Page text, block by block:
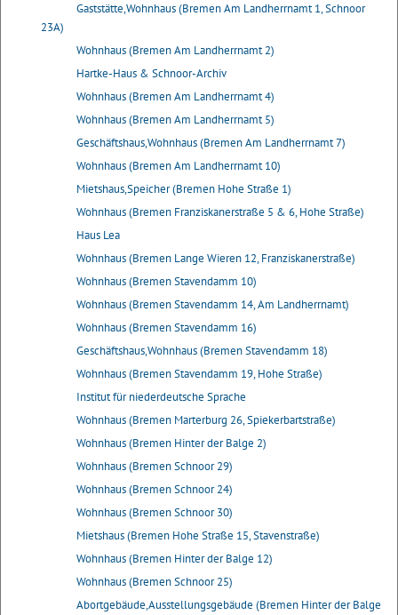
Gaststätte,Wohnhaus (Bremen Am Landherrnamt 1, Schnoor
23A)
Wohnhaus (Bremen Am Landherrnamt 2)
Hartke-Haus & Schnoor-Archiv
Wohnhaus (Bremen Am Landherrnamt 4)
Wohnhaus (Bremen Am Landherrnamt 5)
Geschäftshaus,Wohnhaus (Bremen Am Landherrnamt 7)
Wohnhaus (Bremen Am Landherrnamt 10)
Mietshaus,Speicher (Bremen Hohe Straße 1)
Wohnhaus (Bremen Franziskanerstraße 5 & 6, Hohe Straße)
Haus Lea
Wohnhaus (Bremen Lange Wieren 12, Franziskanerstraße)
Wohnhaus (Bremen Stavendamm 10)
Wohnhaus (Bremen Stavendamm 14, Am Landherrnamt)
Wohnhaus (Bremen Stavendamm 16)
Geschäftshaus,Wohnhaus (Bremen Stavendamm 18)
Wohnhaus (Bremen Stavendamm 19, Hohe Straße)
Institut für niederdeutsche Sprache
Wohnhaus (Bremen Marterburg 26, Spiekerbartstraße)
Wohnhaus (Bremen Hinter der Balge 2)
Wohnhaus (Bremen Schnoor 29)
Wohnhaus (Bremen Schnoor 24)
Wohnhaus (Bremen Schnoor 30)
Mietshaus (Bremen Hohe Straße 15, Stavenstraße)
Wohnhaus (Bremen Hinter der Balge 12)
Wohnhaus (Bremen Schnoor 25)
Abortgebäude,Ausstellungsgebäude (Bremen Hinter der Balge